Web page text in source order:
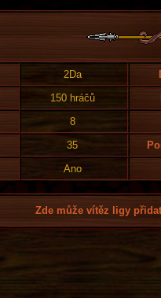
2Da
150 hráčů
8
35
Ano
Zde může vítěz ligy